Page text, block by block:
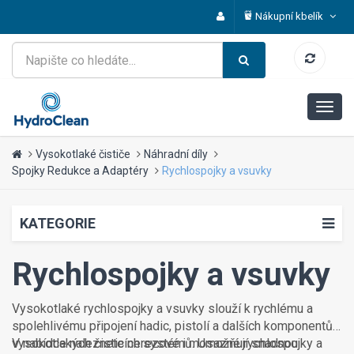
Nákupní kbelík
Vysokotlaké čističe
Náhradní díly
Spojky Redukce a Adaptéry
Rychlospojky a vsuvky
KATEGORIE
Rychlospojky a vsuvky
Vysokotlaké rychlospojky a vsuvky slouží k rychlému a
spolehlivému připojení hadic, pistolí a dalších komponentů
vysokotlakých čisticích systémů. Umožňují snadnou
V nabídce naleznete nerezové i mosazné rychlospojky a